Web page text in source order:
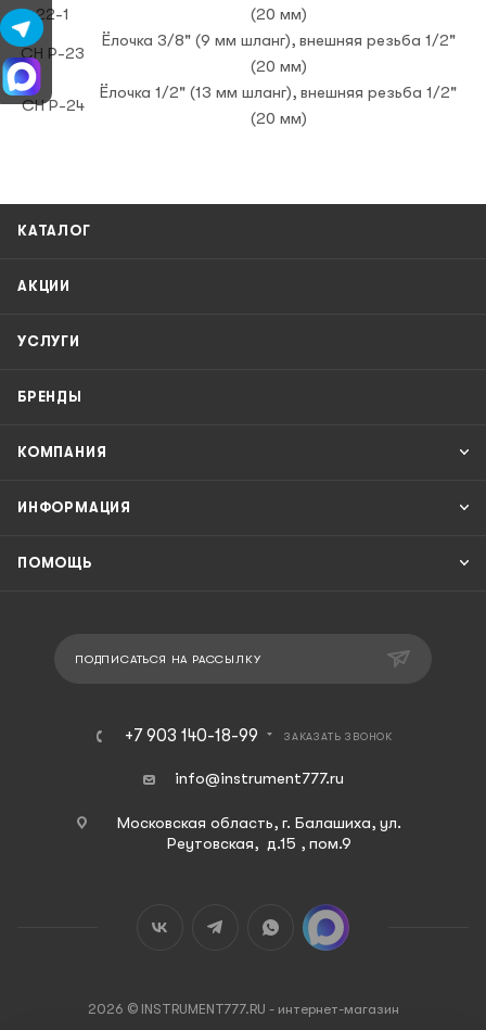
22-1
(20 мм)
CH P-23
Ёлочка 3/8" (9 мм шланг), внешняя резьба 1/2"
(20 мм)
CH P-24
Ёлочка 1/2" (13 мм шланг), внешняя резьба 1/2"
(20 мм)
КАТАЛОГ
АКЦИИ
УСЛУГИ
БРЕНДЫ
КОМПАНИЯ
ИНФОРМАЦИЯ
ПОМОЩЬ
ПОДПИСАТЬСЯ НА РАССЫЛКУ
+7 903 140-18-99 ЗАКАЗАТЬ ЗВОНОК
info@instrument777.ru
Московская область, г. Балашиха, ул.
Реутовская, д.15 , пом.9
2026 © INSTRUMENT777.RU - интернет-магазин